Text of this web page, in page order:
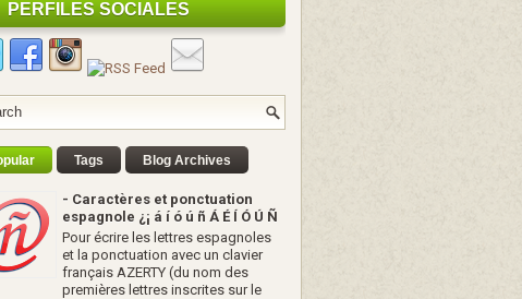
PERFILES SOCIALES
Tags Blog Archives
- Caractères et ponctuation
espagnole ¿¡ á í ó ú ñ Á É Í Ó Ú Ñ
Pour écrire les lettres espagnoles
et la ponctuation avec un clavier
français AZERTY (du nom des
premières lettres inscrites sur le